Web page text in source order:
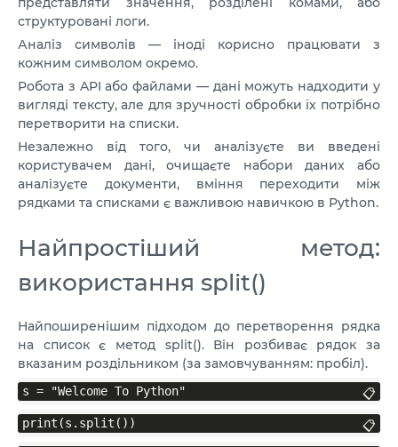
VPS ФРАНКФУРТ
VPS ДЮСЕЛЬДОРФ
VPS ОАЕ
VPS ФРАНЦІЯ
VPS БОЛГАРІЯ
VPS КАНАДА
VPS ПОЛЬЩА
структуровані логи.
Аналіз символів — іноді корисно працювати з
кожним символом окремо.
Робота з API або файлами — дані можуть надходити у
вигляді тексту, але для зручності обробки їх потрібно
перетворити на списки.
Незалежно від того, чи аналізуєте ви введені
користувачем дані, очищаєте набори даних або
аналізуєте документи, вміння переходити між
рядками та списками є важливою навичкою в Python.
Найпростіший метод:
використання split()
Найпоширенішим підходом до перетворення рядка
на список є метод split(). Він розбиває рядок за
вказаним роздільником (за замовчуванням: пробіл).
s = "Welcome To Python" 📋
print(s.split()) 📋